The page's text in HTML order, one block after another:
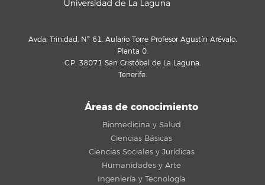
Avda. Trinidad, Nº 61. Aulario Torre Profesor Agustín Arévalo.
Planta 0.
C.P. 38071 San Cristóbal de La Laguna.
Tenerife.
Áreas de conocimiento
Biomedicina y Salud
Ciencias Básicas
Ciencias Sociales y Jurídicas
Humanidades y Arte
Ingeniería y Tecnología